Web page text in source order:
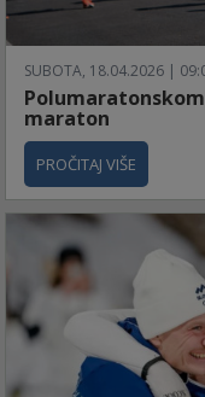
SUBOTA, 18.04.2026 |
maraton
PROČITAJ VIŠE